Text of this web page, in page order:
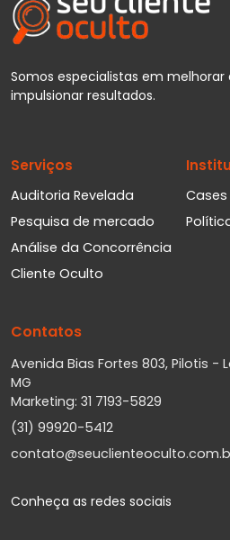
Somos especialistas em
impulsionar resultados.
Serviços
Auditoria Revelada
Pesquisa de mercado
Análise da Concorrência
Cliente Oculto
Contatos
Avenida Bias Fortes 803, Pilotis -
MG
Marketing: 31 7193-5829
(31) 99920-5412
Conheça as redes sociais